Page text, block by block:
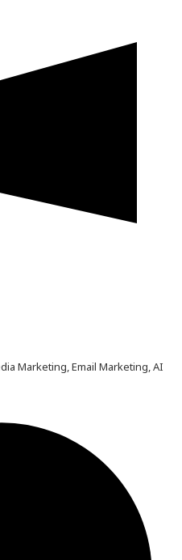
Marketing, Email Marketing, AI